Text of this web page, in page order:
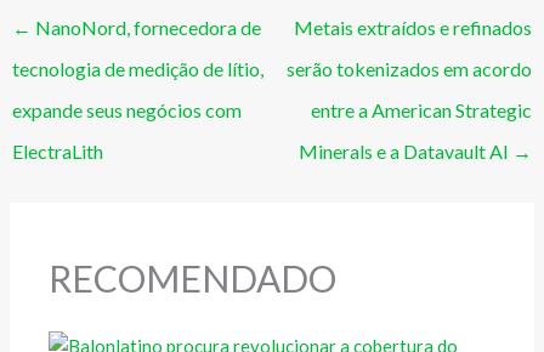
← NanoNord, fornecedora de
tecnologia de medição de lítio,
expande seus negócios com
ElectraLith
Metais extraídos e refinados
serão tokenizados em acordo
entre a American Strategic
Minerals e a Datavault AI →
RECOMENDADO